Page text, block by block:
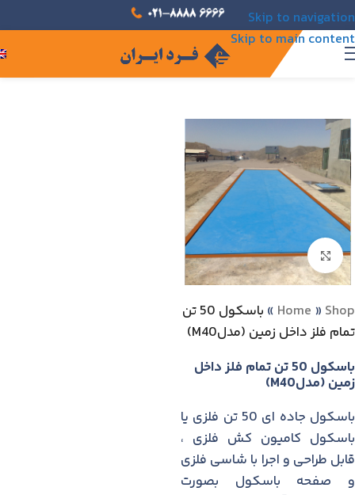
Skip to navigation
Skip to main content
Click to enlarge
Home » Shop
»
باسكول 50 تن
تمام فلز داخل زمين (مدلM40)
باسكول 50 تن تمام فلز داخل
زمين (مدلM40)
باسكول جاده ای 50 تن فلزی یا
باسکول کامیون کش فلزی ،
قابل طراحی و اجرا با شاسی فلزی
و صفحه باسکول بصورت